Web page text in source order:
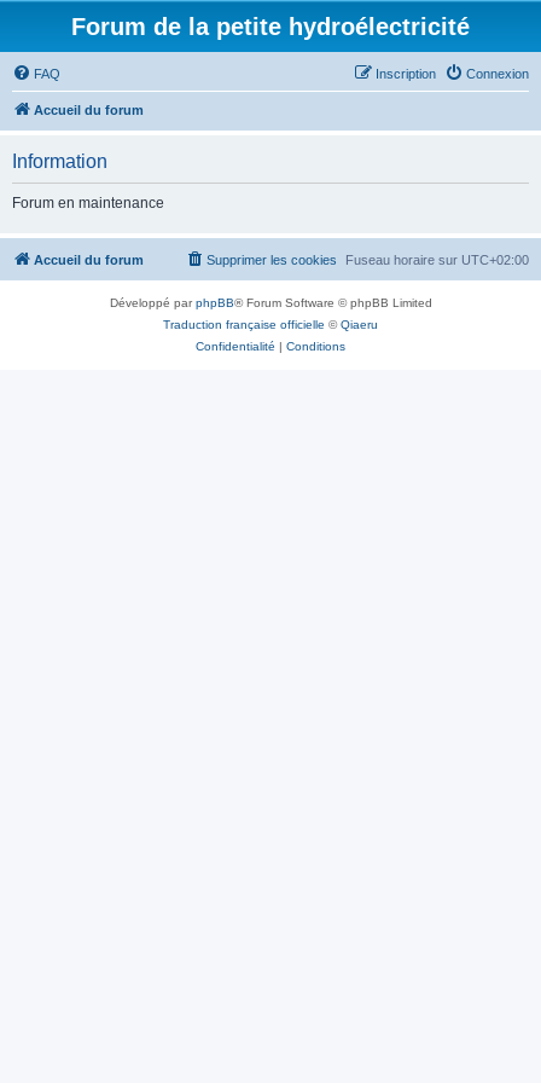
Forum de la petite hydroélectricité
FAQ Connexion
Inscription
Accueil du forum
Information
Forum en maintenance
Accueil du forum Fuseau horaire sur UTC+02:00
Supprimer les cookies
Développé parphpBB® Forum Software © phpBB Limited
Traduction française officielle ©Qiaeru
Confidentialité | Conditions